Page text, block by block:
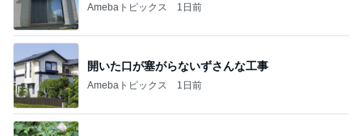
Amebaトピックス 1日前
開いた口が塞がらないずさんな工事
Amebaトピックス 1日前